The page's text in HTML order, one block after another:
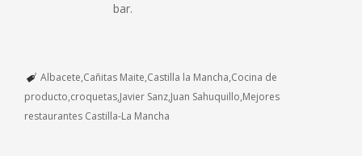
bar.
Albacete Cañitas Maite Castilla la Mancha Cocina de
producto croquetas Javier Sanz Juan Sahuquillo Mejores
restaurantes Castilla-La Mancha